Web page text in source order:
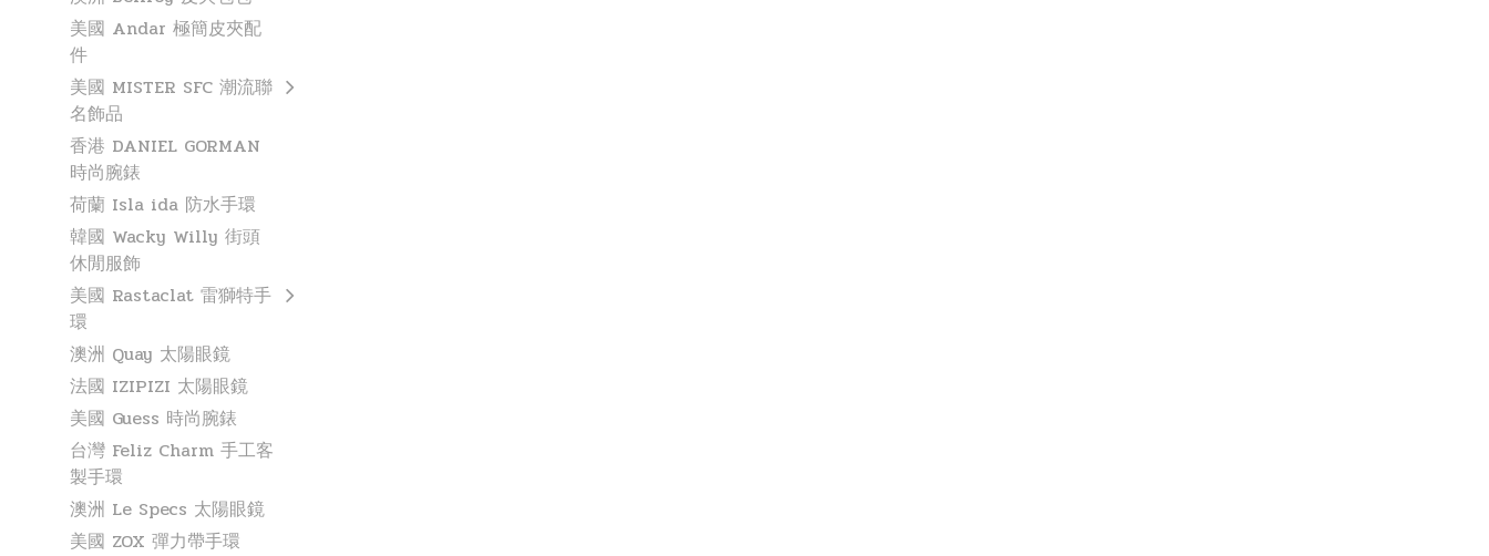
美國 Andar 極簡皮夾配
件
美國 MISTER SFC 潮流聯
名飾品
香港 DANIEL GORMAN
時尚腕錶
荷蘭 Isla ida 防水手環
韓國 Wacky Willy 街頭
休閒服飾
美國 Rastaclat 雷獅特手
環
澳洲 Quay 太陽眼鏡
法國 IZIPIZI 太陽眼鏡
美國 Guess 時尚腕錶
台灣 Feliz Charm 手工客
製手環
澳洲 Le Specs 太陽眼鏡
美國 ZOX 彈力帶手環